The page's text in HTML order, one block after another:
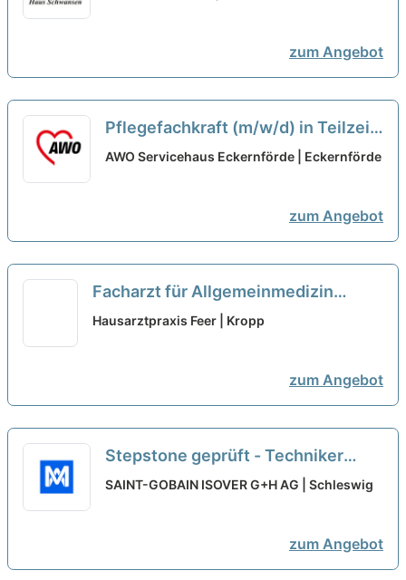
zum Angebot
Pflegefachkraft (m/w/d) in Teilzeit
- Bei uns startet Deine Karriere!
AWO Servicehaus Eckernförde | Eckernförde
zum Angebot
Facharzt für Allgemeinmedizin
(m/w/d) in Vollzeit/ Teilzeit mit
Hausarztpraxis Feer | Kropp
zum Angebot
Stepstone geprüft - Techniker
(m/w/d) - Vertriebsregion Nord
Mecklenburg-Vorpommern)
SAINT-GOBAIN ISOVER G+H AG | Schleswig
zum Angebot